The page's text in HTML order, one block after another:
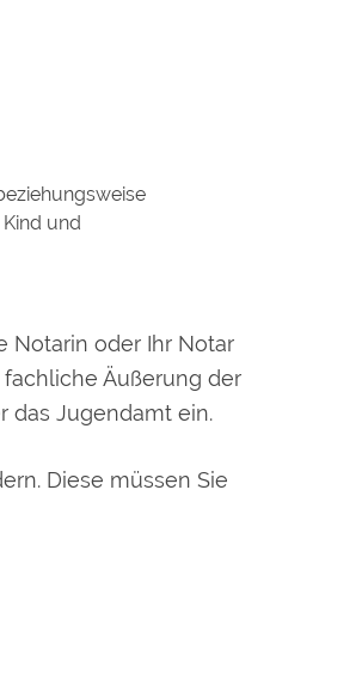
und
Notarin oder Ihr Notar
Äußerung der
das Jugendamt ein.
Diese müssen Sie